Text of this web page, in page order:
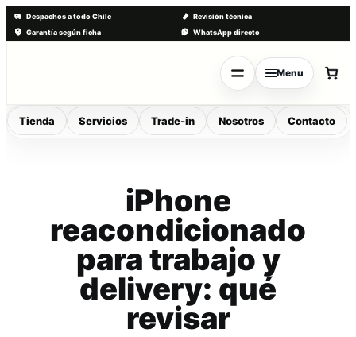
Despachos a todo Chile
Revisión técnica
Garantía según ficha
WhatsApp directo
Menu
Tienda Servicios Trade-in Nosotros Contacto
iPhone
reacondicionado
para trabajo y
delivery: qué
revisar